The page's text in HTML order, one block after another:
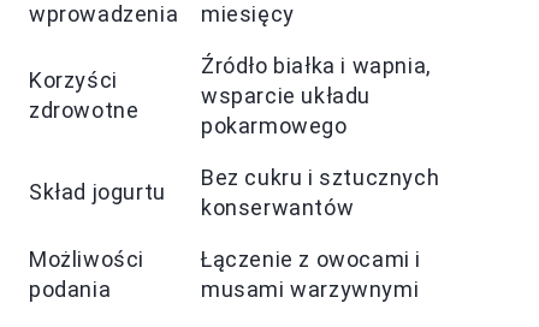
wprowadzenia
miesięcy
Korzyści
zdrowotne
Źródło białka i wapnia,
wsparcie układu
pokarmowego
Skład jogurtu
Bez cukru i sztucznych
konserwantów
Możliwości
podania
Łączenie z owocami i
musami warzywnymi